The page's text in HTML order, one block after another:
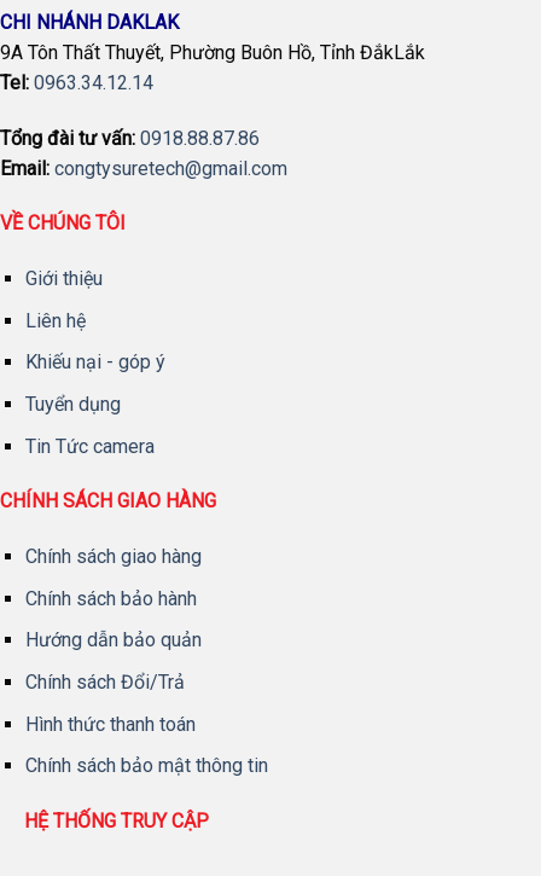
CHI NHÁNH DAKLAK
9A Tôn Thất Thuyết, Phường Buôn Hồ, Tỉnh ĐắkLắk
Tel: 0963.34.12.14
Tổng đài tư vấn: 0918.88.87.86
Email: congtysuretech@gmail.com
VỀ CHÚNG TÔI
Giới thiệu
Liên hệ
Khiếu nại - góp ý
Tuyển dụng
Tin Tức camera
CHÍNH SÁCH GIAO HÀNG
Chính sách giao hàng
Chính sách bảo hành
Hướng dẫn bảo quản
Chính sách Đổi/Trả
Hình thức thanh toán
Chính sách bảo mật thông tin
HỆ THỐNG TRUY CẬP